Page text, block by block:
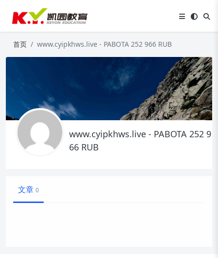
首页 www.cyipkhws.live - PABOTA 252 966 RUB
www.cyipkhws.live - PABOTA 252 9
66 RUB
文章 0